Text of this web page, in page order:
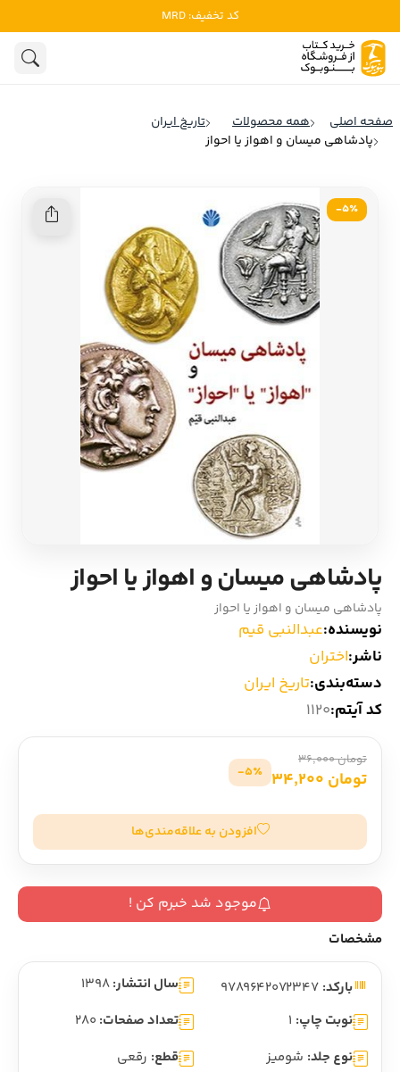
کد تخفیف: MRD
ادبیات
روانشناسی
کودک و نوجوان
ادبیات آمریکا
ادبیات ایتالیا
ادبیات روسیه
ادبیات آمریکای لاتین
ادبیات آلمان
ادبیات ترکیه
ادبیات آسیا
سایر کشورهای اروپا
داستان کوتاه
شعر و متون کهن
ادبیات
صفحه اصلی همه محصولات
تاریخ ایران
پادشاهی میسان و اهواز یا احواز
5٪-
پادشاهی میسان و اهواز یا احواز
پادشاهی میسان و اهواز یا احواز
نویسنده:عبدالنبی قیم
ناشر:اختران
دسته‌بندی:تاریخ ایران
کد آیتم:1120
تومان 36,000
تومان 34,200 5٪-
افزودن به علاقه‌مندی‌ها
موجود شد خبرم کن !
مشخصات
بارکد: سال انتشار: 1398
نوبت چاپ: 1 تعداد صفحات: 280
نوع جلد: شومیز قطع: رقعی